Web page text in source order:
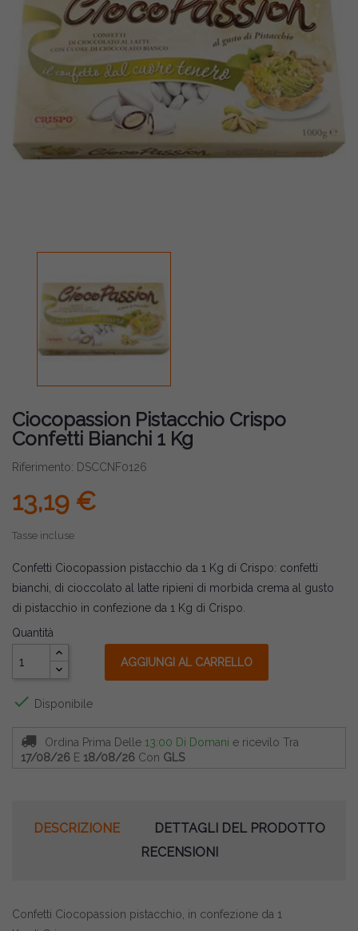
Ciocopassion Pistacchio Crispo
Confetti Bianchi 1 Kg
Riferimento: DSCCNF0126
13,19 €
Tasse incluse
Confetti Ciocopassion pistacchio da 1 Kg di Crispo: confetti
bianchi, di cioccolato al latte ripieni di morbida crema al gusto
di pistacchio in confezione da 1 Kg di Crispo.
Quantità
AGGIUNGI AL CARRELLO
 Disponibile
Ordina Prima Delle 13:00 Di Domani e ricevilo Tra
17/08/26 E 18/08/26 Con GLS
DESCRIZIONE
DETTAGLI DEL PRODOTTO
RECENSIONI
Confetti Ciocopassion pistacchio, in confezione da 1